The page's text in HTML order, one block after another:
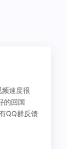
速度很
的回国
QQ群反馈